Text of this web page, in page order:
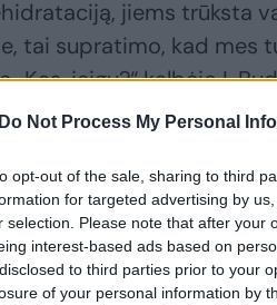
Do Not Process My Personal
opt-out of the sale, sharing to third
for targeted advertising by
selection. Please note that after your
interest-based ads based on
to third parties prior to your
of your personal information by
jiems trūksta
tai supratimo, kad mes
„Kas, jeigu?“ kalbėjo I.
išplatino ataskaitą,
žmogus praranda
Kitaip tariant, būtent
labiau išsiblaškę. Tai
ir mažiau